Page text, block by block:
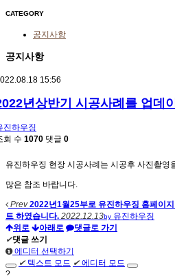
CATEGORY
공지사항
공지사항
15:56
년상반기 시공사례를 업데
진하우징
회 수 1070 댓글 0
유진하우징 현장 시공사례는 시공후 사진촬영
많은 참조 바랍니다.
Prev 2022년1월25부로 유진하우징 홈페이
트 하였습니다. 2022.12.13by 유진하우징
위로
아래로
댓글로 가기
✔댓글 쓰기
에디터 선택하기
✔ 텍스트 모드 ✔에디터 모드
?